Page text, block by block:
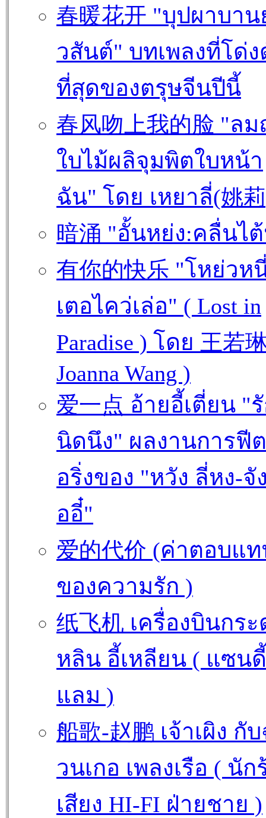
春暖花开 "บุปผาบา
วสันต์" บทเพลงที่โด่ง
ที่สุดของตรุษจีนปีนี้
春风吻上我的脸 "ล
ใบไม้ผลิจุมพิตใบหน้า
ฉัน" โดย เหยาลี่(姚
暗涌 "อั้นหย่ง:คลื่นไ
有你的快乐 "โหย่วห
เตอไคว่เล่อ" ( Lost in
Paradise ) โดย 王若
Joanna Wang )
爱一点 อ้ายอี้เตี่ยน "
นิดนึง" ผลงานการฟี
อริ่งของ "หวัง ลี่หง-จั
ออี๋"
爱的代价 (ค่าตอบแ
ของความรัก )
纸飞机 เครื่องบินกร
หลิน อี้เหลียน ( แซนดี้
แลม )
船歌-赵鹏 เจ้าเผิง กั
วนเกอ เพลงเรือ ( นัก
เสียง HI-FI ฝ่ายชาย )